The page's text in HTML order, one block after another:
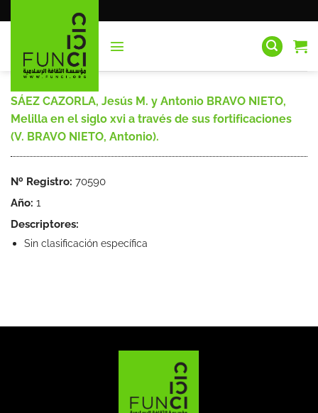
al
SÁEZ CAZORLA, Jesús M. y Antonio BRAVO NIETO,
Melilla en el siglo xvi a través de sus fortificaciones
(V. BRAVO NIETO, Antonio).
Nº Registro: 70590
Año: 1
Descriptores:
Sin clasificación específica